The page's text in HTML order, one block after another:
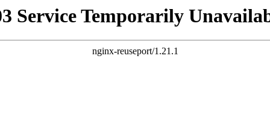
Service Temporarily
nginx-reuseport/1.21.1